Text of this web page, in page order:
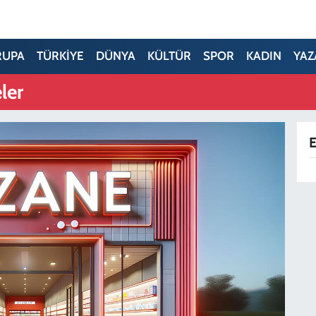
TÜRKİYE DÜNYA KÜLTÜR SPOR KADIN